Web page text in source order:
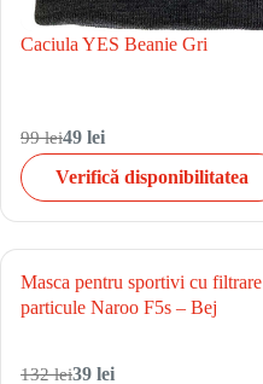
Caciula YES Beanie Gri
99 lei49 lei
Verifică disponibilitatea
Masca pentru sportivi cu filtrare
particule Naroo F5s – Bej
132 lei39 lei